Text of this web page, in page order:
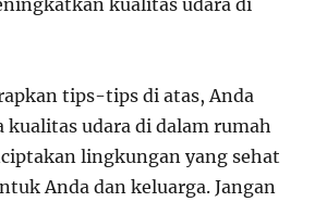
kualitas udara di
tips-tips di atas, Anda
kualitas udara di dalam rumah
lingkungan yang sehat
Anda dan keluarga. Jangan